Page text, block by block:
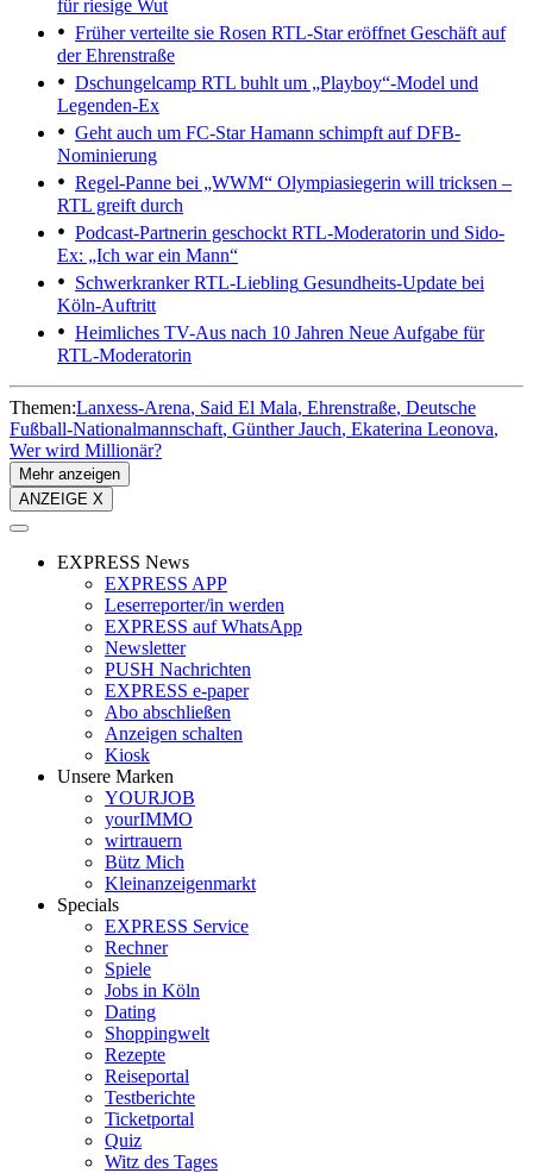
für riesige Wut
Früher verteilte sie Rosen RTL-Star eröffnet Geschäft auf
der Ehrenstraße
Dschungelcamp RTL buhlt um „Playboy“-Model und
Legenden-Ex
Geht auch um FC-StarHamann schimpft auf DFB-
Nominierung
Regel-Panne bei „WWM“ Olympiasiegerin will tricksen –
RTL greift durch
Podcast-Partnerin geschockt RTL-Moderatorin und Sido-
Ex: „Ich war ein Mann“
Schwerkranker RTL-Liebling Gesundheits-Update bei
Köln-Auftritt
Heimliches TV-Aus nach 10 Jahren Neue Aufgabe für
RTL-Moderatorin
Themen:Lanxess-Arena Said El Mala Ehrenstraße Deutsche
Fußball-Nationalmannschaft Günther Jauch Ekaterina Leonova
Wer wird Millionär?
Mehr anzeigen
ANZEIGE X
EXPRESS News
EXPRESS APP
Leserreporter/in werden
EXPRESS auf WhatsApp
Newsletter
PUSH Nachrichten
EXPRESS e-paper
Abo abschließen
Anzeigen schalten
Kiosk
Unsere Marken
YOURJOB
yourIMMO
wirtrauern
Bütz Mich
Kleinanzeigenmarkt
Specials
EXPRESS Service
Rechner
Spiele
Jobs in Köln
Dating
Shoppingwelt
Rezepte
Reiseportal
Testberichte
Ticketportal
Quiz
Witz des Tages